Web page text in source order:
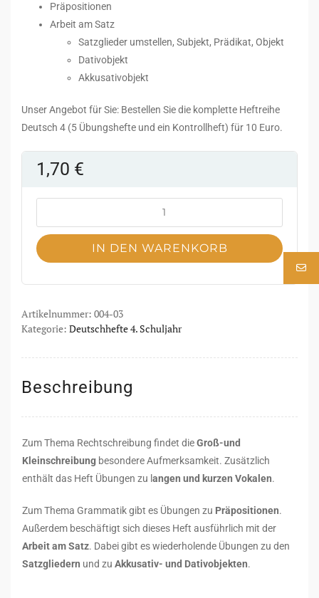
Präpositionen
Arbeit am Satz
Satzglieder umstellen, Subjekt, Prädikat, Objekt
Dativobjekt
Akkusativobjekt
Unser Angebot für Sie: Bestellen Sie die komplette Heftreihe
Deutsch 4 (5 Übungshefte und ein Kontrollheft) für 10 Euro.
1,70 €
IN DEN WARENKORB
Artikelnummer: 004-03
Kategorie: Deutschhefte 4. Schuljahr
Beschreibung
Zum Thema Rechtschreibung findet dieGroß-und
Kleinschreibung besondere Aufmerksamkeit. Zusätzlich
enthält das Heft Übungen zu l angen und kurzen Vokalen.
Zum Thema Grammatik gibt es Übungen zu Präpositionen.
Außerdem beschäftigt sich dieses Heft ausführlich mit der
Arbeit am Satz. Dabei gibt es wiederholende Übungen zu den
Satzgliedern und zu Akkusativ- und Dativobjekten.